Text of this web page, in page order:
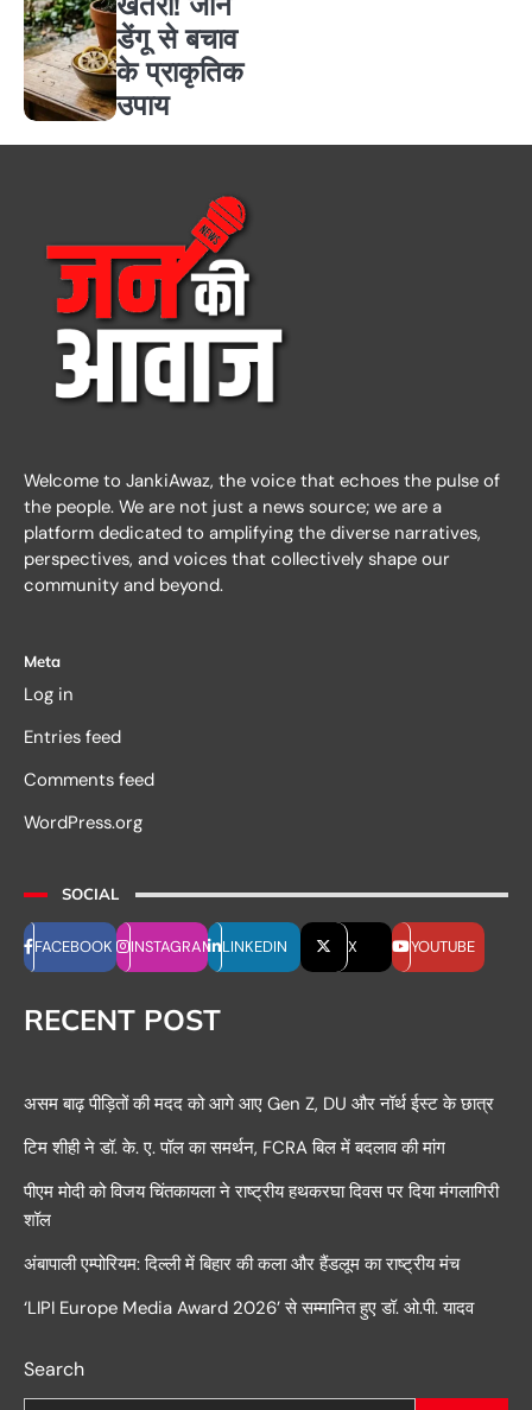
डेंगू से बचाव
के प्राकृतिक
उपाय
Welcome to JankiAwaz, the voice that echoes the pulse of
the people. We are not just a news source; we are a
platform dedicated to amplifying the diverse narratives,
perspectives, and voices that collectively shape our
community and beyond.
Meta
Log in
Entries feed
Comments feed
WordPress.org
SOCIAL
FACEBOOK INSTAGRAM LINKEDIN X YOUTUBE
RECENT POST
असम बाढ़ पीड़ितों की मदद को आगे आए Gen Z, DU और नॉर्थ ईस्ट के छात्र
टिम शीही ने डॉ. के. ए. पॉल का समर्थन, FCRA बिल में बदलाव की मांग
पीएम मोदी को विजय चिंतकायला ने राष्ट्रीय हथकरघा दिवस पर दिया मंगलागिरी
शॉल
अंबापाली एम्पोरियम: दिल्ली में बिहार की कला और हैंडलूम का राष्ट्रीय मंच
‘LIPI Europe Media Award 2026’ से सम्मानित हुए डॉ. ओ.पी. यादव
Search